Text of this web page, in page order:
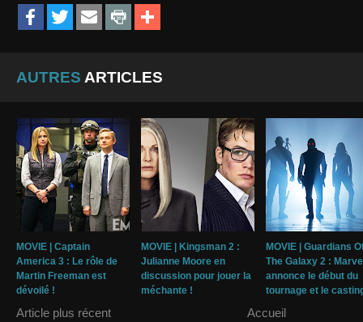
AUTRES ARTICLES
MOVIE | Captain
America 3 : Le rôle de
Martin Freeman est
dévoilé !
MOVIE | Kingsman 2 :
Julianne Moore en
discussion pour jouer la
méchante !
MOVIE | Guardians
The Galaxy 2 :
annonce le début du
tournage et le
Article plus récent Accueil